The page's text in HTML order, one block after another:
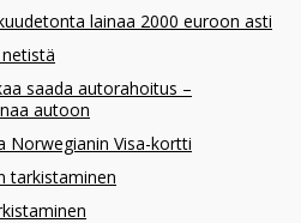
lainaa 2000 euroon asti
saada autorahoitus –
autoon
Norwegianin Visa-kortti
tarkistaminen